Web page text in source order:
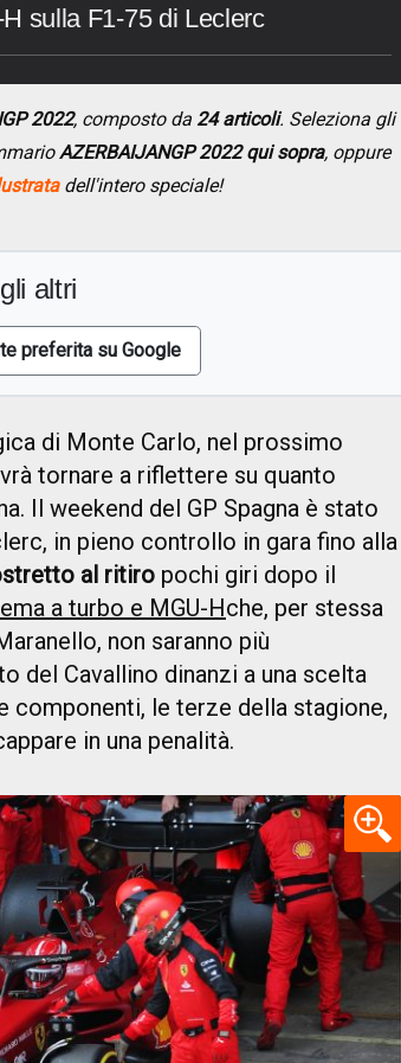
sulla F1-75 di Leclerc
2022, composto da 24 articoli. Seleziona gli
AZERBAIJANGP 2022 qui sopra, oppure
dell'intero speciale!
altri
preferita su Google
di Monte Carlo, nel prossimo
tornare a riflettere su quanto
Il weekend del GP Spagna è stato
in pieno controllo in gara fino alla
al ritiro pochi giri dopo il
a turbo e MGU-Hche, per stessa
non saranno più
del Cavallino dinanzi a una scelta
componenti, le terze della stagione,
in una penalità.